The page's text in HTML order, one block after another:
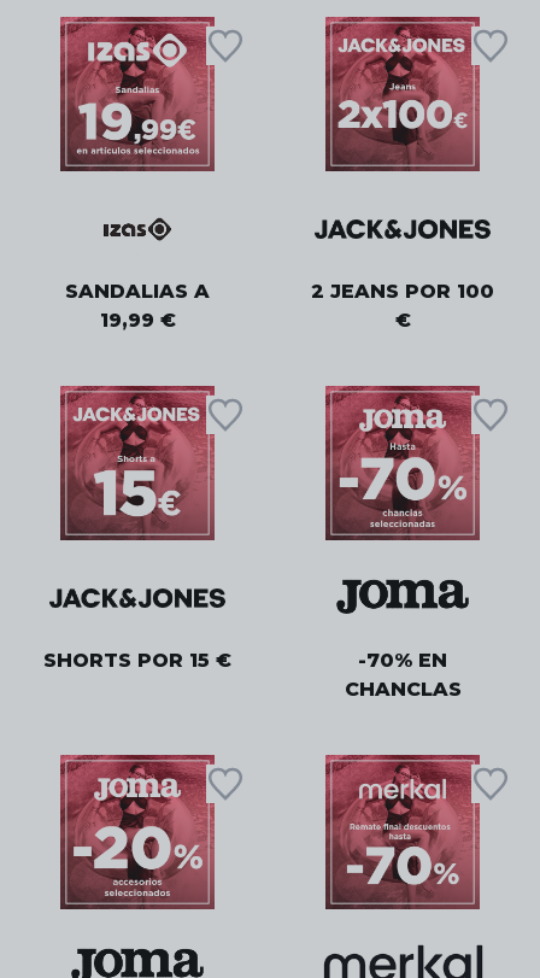
SANDALIAS A
19,99 €
2 JEANS POR 100
€
SHORTS POR 15 €
-70% EN
CHANCLAS